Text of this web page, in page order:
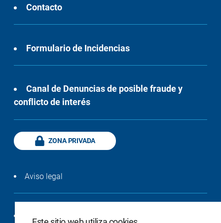
Contacto
Formulario de Incidencias
Canal de Denuncias de posible fraude y
conflicto de interés
ZONA PRIVADA
Aviso legal